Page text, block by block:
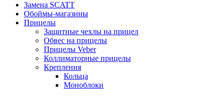
Замена SCATT
Обоймы-магазины
Прицелы
Защитные чехлы на прицел
Обвес на прицелы
Прицелы Veber
Коллиматорные прицелы
Крепления
Кольца
Моноблоки